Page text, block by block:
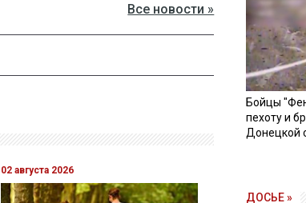
Все новости »
02 августа 2026
Бойцы
пехоту и
Донецкой
ДОСЬЕ »